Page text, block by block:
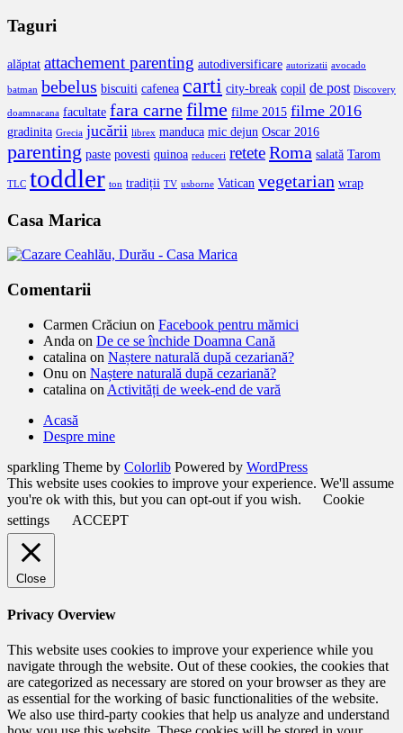
Taguri
alăptat attachement parenting autodiversificare autorizatii avocado
batman bebelus biscuiti cafenea carti city-break copil de post Discovery
doamnacana facultate fara carnefilme filme 2015 filme 2016
gradinita Grecia jucării librex manduca mic dejun Oscar 2016
parenting paste povesti quinoa reduceri reteteRoma salată Tarom
TLC toddler ton tradiții TV usborne Vatican vegetarian wrap
Casa Marica
Comentarii
Carmen Crăciun on Facebook pentru mămici
Anda on De ce se închide Doamna Cană
catalina on Naștere naturală după cezariană?
Onu on Naștere naturală după cezariană?
catalina on Activități de week-end de vară
Acasă
Despre mine
sparkling Theme by Colorlib Powered by WordPress
This website uses cookies to improve your experience. We'll assume
you're ok with this, but you can opt-out if you wish.
Cookie
settings
ACCEPT
Close
Privacy Overview
This website uses cookies to improve your experience while you
navigate through the website. Out of these cookies, the cookies that
are categorized as necessary are stored on your browser as they are
as essential for the working of basic functionalities of the website.
We also use third-party cookies that help us analyze and understand